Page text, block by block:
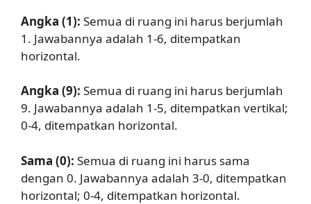
Angka (1): Semua di ruang ini harus berjumlah
1. Jawabannya adalah 1-6, ditempatkan
horizontal.
Angka (9): Semua di ruang ini harus berjumlah
9. Jawabannya adalah 1-5, ditempatkan vertikal;
0-4, ditempatkan horizontal.
Sama (0): Semua di ruang ini harus sama
dengan 0. Jawabannya adalah 3-0, ditempatkan
horizontal; 0-4, ditempatkan horizontal.